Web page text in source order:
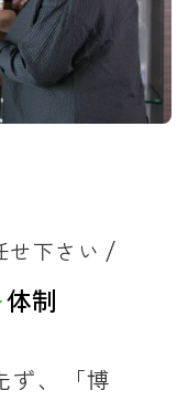
せ下さい
体制
ず、「博